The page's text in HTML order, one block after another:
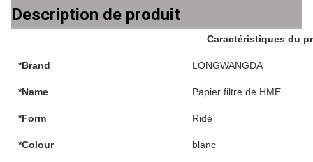
Description de produit
Caractéristiques du
*Brand LONGWANGDA
*Name Papier filtre de HME
*Form Ridé
*Colour blanc